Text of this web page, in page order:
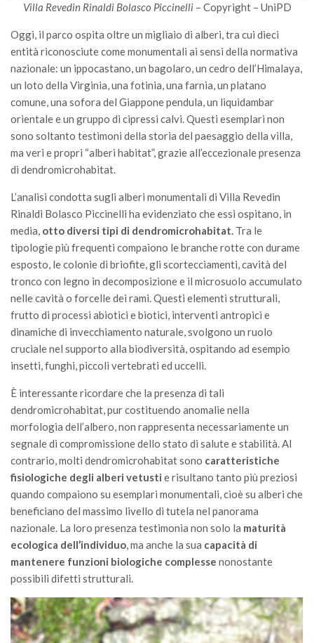
Villa Revedin Rinaldi Bolasco Piccinelli– Copyright – UniPD
Oggi, il parco ospita oltre un migliaio di alberi, tra cui dieci
entità riconosciute come monumentali ai sensi della normativa
nazionale: un ippocastano, un bagolaro, un cedro dell’Himalaya,
un loto della Virginia, una fotinia, una farnia, un platano
comune, una sofora del Giappone pendula, un liquidambar
orientale e un gruppo di cipressi calvi. Questi esemplari non
sono soltanto testimoni della storia del paesaggio della villa,
ma veri e propri “alberi habitat”, grazie all’eccezionale presenza
di dendromicrohabitat.
L’analisi condotta sugli alberi monumentali di Villa Revedin
Rinaldi Bolasco Piccinelli ha evidenziato che essi ospitano, in
media, otto diversi tipi di dendromicrohabitat. Tra le
tipologie più frequenti compaiono le branche rotte con durame
esposto, le colonie di briofite, gli scortecciamenti, cavità del
tronco con legno in decomposizione e il microsuolo accumulato
nelle cavità o forcelle dei rami. Questi elementi strutturali,
frutto di processi abiotici e biotici, interventi antropici e
dinamiche di invecchiamento naturale, svolgono un ruolo
cruciale nel supporto alla biodiversità, ospitando ad esempio
insetti, funghi, piccoli vertebrati ed uccelli.
È interessante ricordare che la presenza di tali
dendromicrohabitat, pur costituendo anomalie nella
morfologia dell’albero, non rappresenta necessariamente un
segnale di compromissione dello stato di salute e stabilità. Al
contrario, molti dendromicrohabitat sono caratteristiche
fisiologiche degli alberi vetusti e risultano tanto più preziosi
quando compaiono su esemplari monumentali, cioè su alberi che
beneficiano del massimo livello di tutela nel panorama
nazionale. La loro presenza testimonia non solo la maturità
ecologica dell’individuo, ma anche la sua capacità di
mantenere funzioni biologiche complesse nonostante
possibili difetti strutturali.